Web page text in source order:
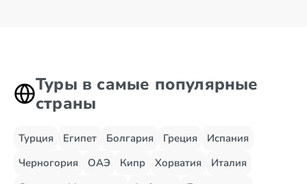
Туры в самые популярные
страны
Турция Египет Болгария Греция
Испания
Черногория
ОАЭ Кипр Хорватия
Италия